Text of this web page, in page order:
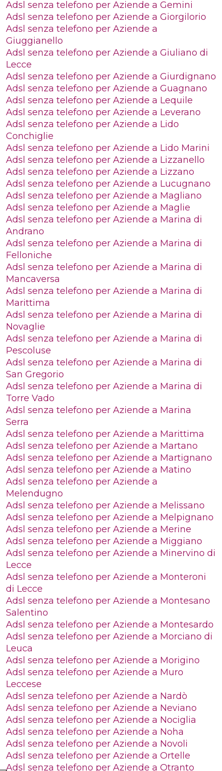
Adsl senza telefono per Aziende a Gemini
Adsl senza telefono per Aziende a Giorgilorio
Adsl senza telefono per Aziende a
Giuggianello
Adsl senza telefono per Aziende a Giuliano di
Lecce
Adsl senza telefono per Aziende a Giurdignano
Adsl senza telefono per Aziende a Guagnano
Adsl senza telefono per Aziende a Lequile
Adsl senza telefono per Aziende a Leverano
Adsl senza telefono per Aziende a Lido
Conchiglie
Adsl senza telefono per Aziende a Lido Marini
Adsl senza telefono per Aziende a Lizzanello
Adsl senza telefono per Aziende a Lizzano
Adsl senza telefono per Aziende a Lucugnano
Adsl senza telefono per Aziende a Magliano
Adsl senza telefono per Aziende a Maglie
Adsl senza telefono per Aziende a Marina di
Andrano
Adsl senza telefono per Aziende a Marina di
Felloniche
Adsl senza telefono per Aziende a Marina di
Mancaversa
Adsl senza telefono per Aziende a Marina di
Marittima
Adsl senza telefono per Aziende a Marina di
Novaglie
Adsl senza telefono per Aziende a Marina di
Pescoluse
Adsl senza telefono per Aziende a Marina di
San Gregorio
Adsl senza telefono per Aziende a Marina di
Torre Vado
Adsl senza telefono per Aziende a Marina
Serra
Adsl senza telefono per Aziende a Marittima
Adsl senza telefono per Aziende a Martano
Adsl senza telefono per Aziende a Martignano
Adsl senza telefono per Aziende a Matino
Adsl senza telefono per Aziende a
Melendugno
Adsl senza telefono per Aziende a Melissano
Adsl senza telefono per Aziende a Melpignano
Adsl senza telefono per Aziende a Merine
Adsl senza telefono per Aziende a Miggiano
Adsl senza telefono per Aziende a Minervino di
Lecce
Adsl senza telefono per Aziende a Monteroni
di Lecce
Adsl senza telefono per Aziende a Montesano
Salentino
Adsl senza telefono per Aziende a Montesardo
Adsl senza telefono per Aziende a Morciano di
Leuca
Adsl senza telefono per Aziende a Morigino
Adsl senza telefono per Aziende a Muro
Leccese
Adsl senza telefono per Aziende a Nardò
Adsl senza telefono per Aziende a Neviano
Adsl senza telefono per Aziende a Nociglia
Adsl senza telefono per Aziende a Noha
Adsl senza telefono per Aziende a Novoli
Adsl senza telefono per Aziende a Ortelle
Adsl senza telefono per Aziende a Otranto